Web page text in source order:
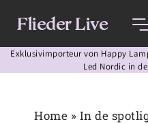
Flieder Live
Exklusivimporteur von Happy
Led Nordic in
Home » In de